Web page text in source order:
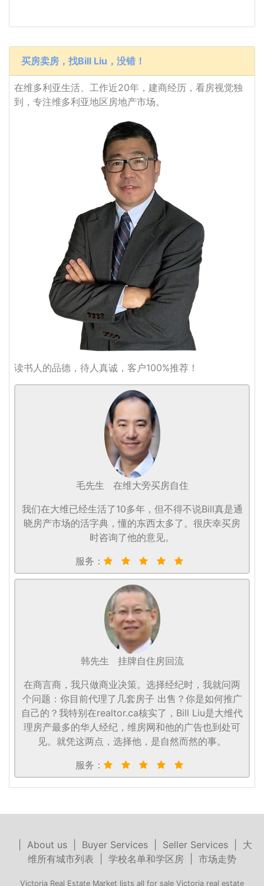
买房卖房，找Bill Liu，没错！
在维多利亚生活、工作近20年，建商经历，看房视觉独
到，专注维多利亚地区房地产市场。
读书人的品德，待人真诚，客户100%推荐！
毛先生
在维大旁买房自住
我们在大维已经生活了10多年，但不得不说Bill真是通
晓房产市场的活字典，懂的东西太多了。很庆幸买房
时咨询了他的意见。
服务：
韩先生
挂牌自住房回流
在商言商，我只做商业决策。选择经纪时，我就问两
个问题：你目前代理了几套房子 出售？你是如何推广
自己的？我特别在realtor.ca核实了，Bill Liu是大维代
理房产最多的华人经纪，维房网和他的广告也到处可
见。就凭这两点，选择他，是自然而然的事。
服务：
About us| Buyer Services| Seller Services| 大
维所有城市列表
学校名单和学区房 市场走势
Victoria Real Estate Market lists all for sale Victoria real estate